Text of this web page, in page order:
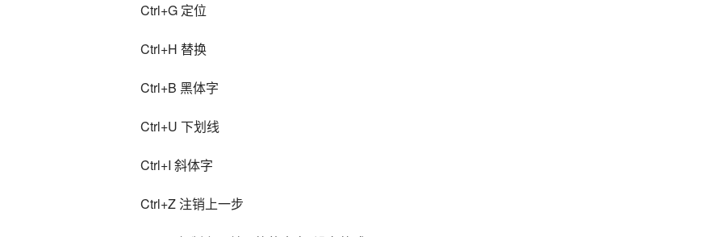
Ctrl+G 定位
Ctrl+H 替换
Ctrl+B 黑体字
Ctrl+U 下划线
Ctrl+I 斜体字
Ctrl+Z 注销上一步